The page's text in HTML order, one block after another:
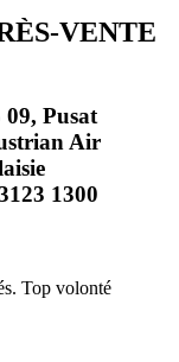
VENTE
Pusat
Air
1300
Top volonté